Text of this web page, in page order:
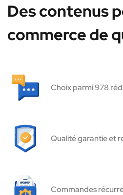
Des contenus
commerce de
Choix parmi 978
Qualité garantie et
Commandes